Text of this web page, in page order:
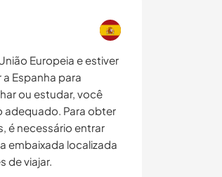
Europeia e estiver
Espanha para
ou estudar, você
adequado. Para obter
é necessário entrar
embaixada localizada
de viajar.